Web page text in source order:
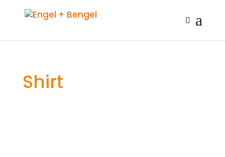
Shirt